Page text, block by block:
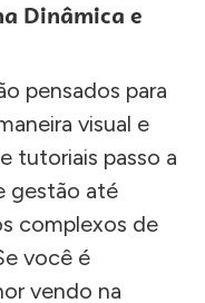
Dinâmica e
pensados para
visual e
tutoriais passo a
gestão até
complexos de
você é
vendo na